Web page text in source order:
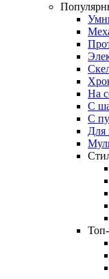
На
С
С
Для